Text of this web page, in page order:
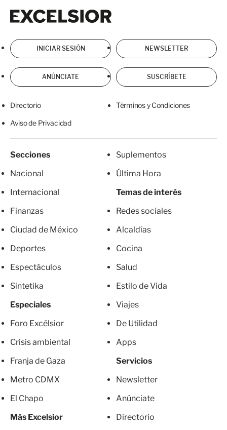
INICIAR SESIÓN NEWSLETTER
ANÚNCIATE SUSCRÍBETE
Directorio Términos y Condiciones
Aviso de Privacidad
Secciones
Nacional
Internacional
Finanzas
Ciudad de México
Deportes
Espectáculos
Sintetika
Especiales
Foro Excélsior
Crisis ambiental
Franja de Gaza
Metro CDMX
El Chapo
Más Excelsior
Suplementos
Última Hora
Temas de interés
Redes sociales
Alcaldías
Cocina
Salud
Estilo de Vida
Viajes
De Utilidad
Apps
Servicios
Newsletter
Anúnciate
Directorio